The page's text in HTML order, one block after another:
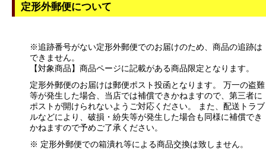
定形外郵便について
※追跡番号がない定形外郵便でのお届けのため、商品の追跡は
できません。
【対象商品】商品ページに記載がある商品限定となります。
定形外郵便のお届けは郵便ポスト投函となります。 万一の盗難
等が発生した場合、当店では補償できかねますので、第三者に
ポストが開けられないようご対応ください。 また、配送トラブ
ルなどにより、破損・紛失等が発生した場合も同様に補償でき
かねますので予めご了承ください。
※ 定形外郵便での箱潰れ等による商品交換は致しません。